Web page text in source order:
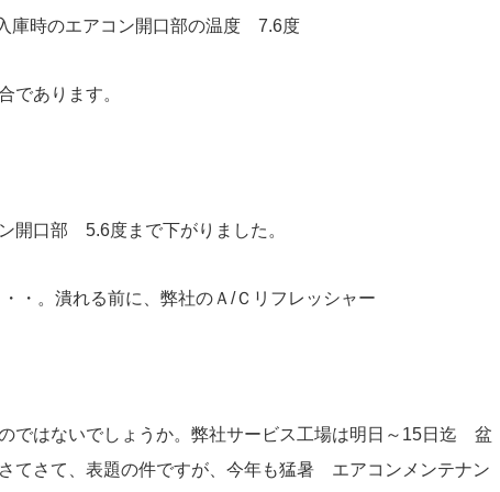
庫時のエアコン開口部の温度 7.6度
であります。
開口部 5.6度まで下がりました。
。潰れる前に、弊社のＡ/Ｃリフレッシャー
ではないでしょうか。弊社サービス工場は明日～15日迄 盆
てさて、表題の件ですが、今年も猛暑 エアコンメンテナン